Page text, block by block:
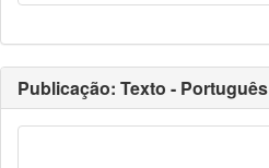
Publicação: Texto - Português